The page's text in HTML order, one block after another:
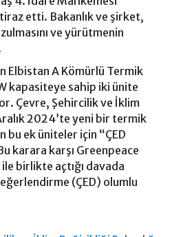
etti. Bakanlık ve şirket,
ve yürütmenin
Elbistan A Kömürlü Termik
kapasiteye sahip iki ünite
Çevre, Şehircilik ve İklim
2024’te yeni bir termik
bu ek üniteler için “ÇED
karara karşı Greenpeace
birlikte açtığı davada
(ÇED) olumlu